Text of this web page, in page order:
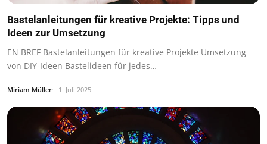
Bastelanleitungen für kreative Projekte: Tipps und
Ideen zur Umsetzung
EN BREF Bastelanleitungen für kreative Projekte Umsetzung
von DIY-Ideen Bastelideen für jedes…
Miriam Müller 1. Juli 2025